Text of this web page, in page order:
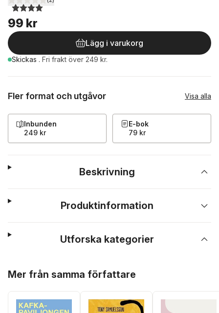
4,0utav 5 stjärnor. Totalt antal röster:
99 kr
Lägg i varukorg
Skickas . Fri frakt över 249 kr.
Fler format och utgåvor Visa alla
Inbunden
249 kr
E-bok
79 kr
Beskrivning
Produktinformation
Utforska kategorier
Mer från samma författare